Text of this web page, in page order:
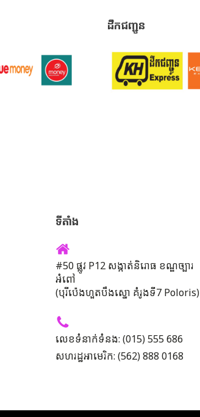
ដឹកជញ្ជូន
ទីតាំង
#50 ផ្លូវ P12 សង្កាត់និរោធ ខណ្ឌច្បារ
អំពៅ
(បុរីប៉េងហួតបឹងស្នោ គំរូងទី7 Poloris)
លេខទំនាក់ទំនង: (015) 555 686
សហរដ្ឋអាមេរិក: (562) 888 0168